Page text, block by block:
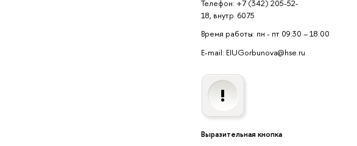
Телефон: +7 (342) 205-52-
18, внутр. 6075
Время работы: пн - пт 09:30 – 18:00
E-mail: EIUGorbunova@hse.ru
Выразительная кнопка